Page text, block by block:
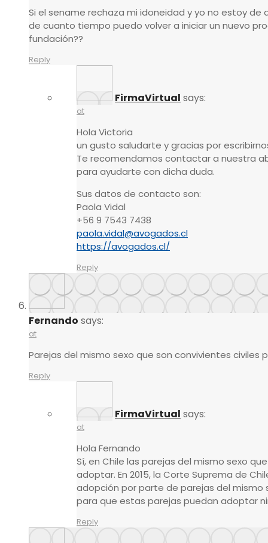
Si el sename rechaza mi idoneidad y yo no estoy de
de cuanto tiempo puedo volver a iniciar un nuevo
fundación??
Reply
FirmaVirtual says:
at
Hola Victoria
un gusto saludarte y gracias por
Te recomendamos contactar a nuestra
para ayudarte con dicha duda.
Sus datos de contacto son:
Paola Vidal
+56 9 7543 7438
paola.vidal@avogados.cl
https://avogados.cl/
Reply
Fernando says:
at
Parejas del mismo sexo que son convivientes civiles
Reply
FirmaVirtual says:
at
Hola Fernando
Sí, en Chile las parejas del mismo sexo
adoptar. En 2015, la Corte Suprema de
adopción por parte de parejas del mismo
para que estas parejas puedan adoptar
Reply